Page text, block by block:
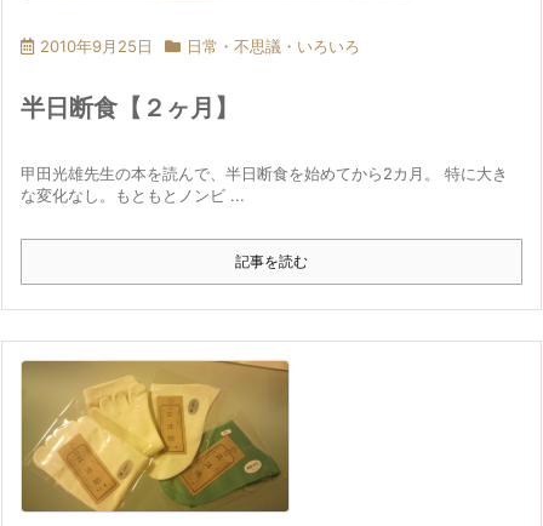
2010年9月25日 日常・不思議・いろいろ
半日断食【２ヶ月】
甲田光雄先生の本を読んで、半日断食を始めてから2カ月。 特に大き
な変化なし。もともとノンビ ...
記事を読む